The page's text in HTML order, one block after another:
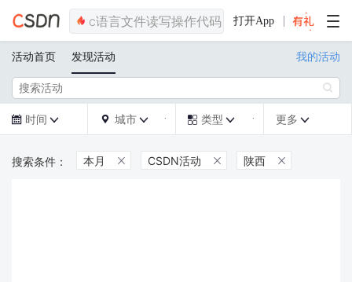
打开App
活动首页 发现活动 我的活动

 时间   城市   类型  更多 
本月  CSDN活动  陕西 